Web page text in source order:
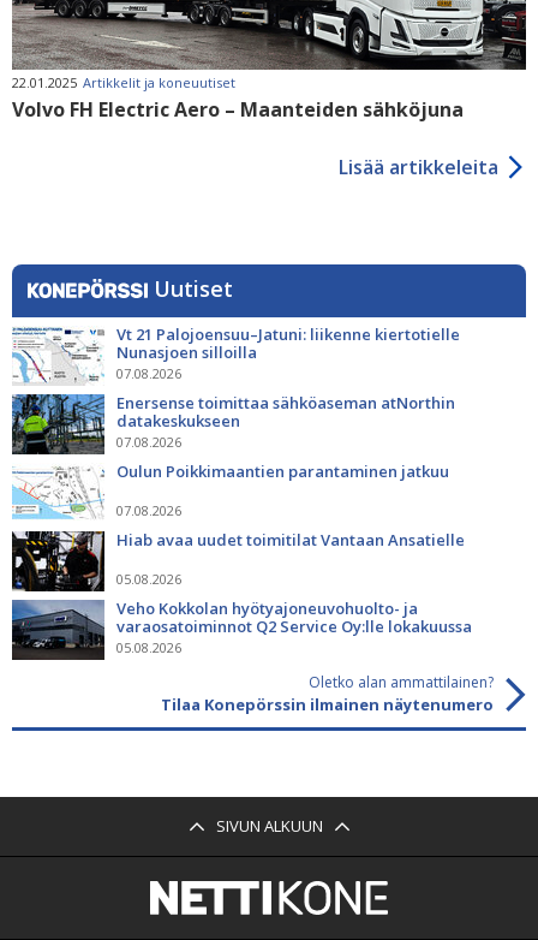
22.01.2025 Artikkelit ja koneuutiset
Volvo FH Electric Aero – Maanteiden sähköjuna
Lisää artikkeleita
Uutiset
Vt 21 Palojoensuu–Jatuni: liikenne kiertotielle
Nunasjoen silloilla
07.08.2026
Enersense toimittaa sähköaseman atNorthin
datakeskukseen
07.08.2026
Oulun Poikkimaantien parantaminen jatkuu
07.08.2026
Hiab avaa uudet toimitilat Vantaan Ansatielle
05.08.2026
Veho Kokkolan hyötyajoneuvohuolto- ja
varaosatoiminnot Q2 Service Oy:lle lokakuussa
05.08.2026
Oletko alan ammattilainen?
Tilaa Konepörssin ilmainen näytenumero
SIVUN ALKUUN